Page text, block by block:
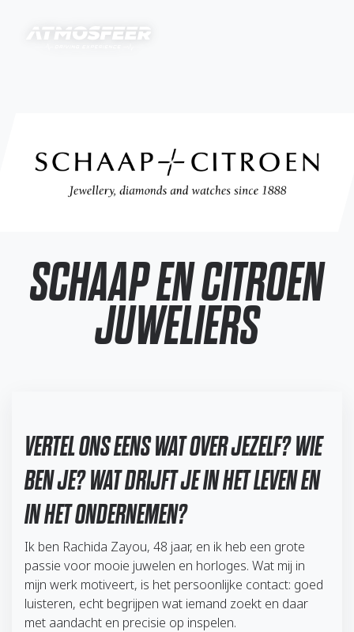
SCHAAP EN CITROEN
JUWELIERS
VERTEL ONS EENS WAT OVER JEZELF? WIE
BEN JE? WAT DRIJFT JE IN HET LEVEN EN
IN HET ONDERNEMEN?
Ik ben Rachida Zayou, 48 jaar, en ik heb een grote
passie voor mooie juwelen en horloges. Wat mij in
mijn werk motiveert, is het persoonlijke contact: goed
luisteren, echt begrijpen wat iemand zoekt en daar
met aandacht en precisie op inspelen.